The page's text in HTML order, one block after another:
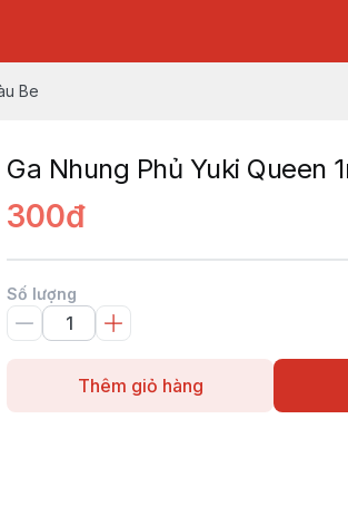
Be
Ga Nhung Phủ Yuki Queen
300đ
Số lượng
Thêm giỏ hàng